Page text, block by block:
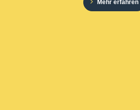
Mehr erfahren